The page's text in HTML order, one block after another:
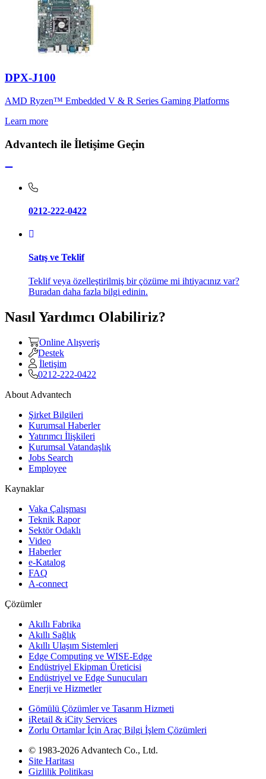
DPX-J100
AMD Ryzen™ Embedded V & R Series Gaming Platforms
Learn more
Advantech ile İletişime Geçin
0212-222-0422
Satış ve Teklif
Teklif veya özelleştirilmiş bir çözüme mi ihtiyacınız var?
Buradan daha fazla bilgi edinin.
Nasıl Yardımcı Olabiliriz?
Online Alışveriş
Destek
İletişim
0212-222-0422
About Advantech
Şirket Bilgileri
Kurumsal Haberler
Yatırımcı İlişkileri
Kurumsal Vatandaşlık
Jobs Search
Employee
Kaynaklar
Vaka Çalışması
Teknik Rapor
Sektör Odaklı
Video
Haberler
e-Katalog
FAQ
A-connect
Çözümler
Akıllı Fabrika
Akıllı Sağlık
Akıllı Ulaşım Sistemleri
Edge Computing ve WISE-Edge
Endüstriyel Ekipman Üreticisi
Endüstriyel ve Edge Sunucuları
Enerji ve Hizmetler
Gömülü Çözümler ve Tasarım Hizmeti
iRetail & iCity Services
Zorlu Ortamlar İçin Araç Bilgi İşlem Çözümleri
© 1983-2026 Advantech Co., Ltd.
Site Haritası
Gizlilik Politikası